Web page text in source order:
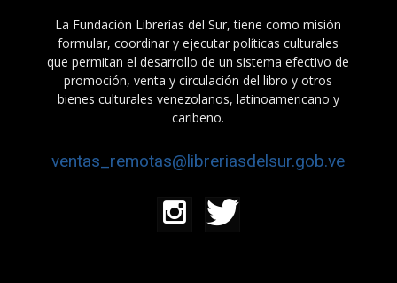
La Fundación Librerías del Sur, tiene como misión
formular, coordinar y ejecutar políticas culturales
que permitan el desarrollo de un sistema efectivo de
promoción, venta y circulación del libro y otros
bienes culturales venezolanos, latinoamericano y
caribeño.
ventas_remotas@libreriasdelsur.gob.ve